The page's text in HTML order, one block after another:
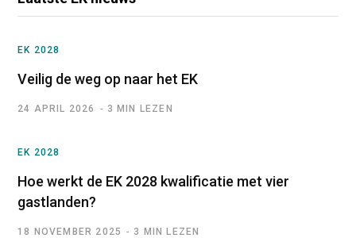
EK 2028
Veilig de weg op naar het EK
24 APRIL 2026 3 MIN LEZEN
EK 2028
Hoe werkt de EK 2028 kwalificatie met vier
gastlanden?
18 NOVEMBER 2025 3 MIN LEZEN